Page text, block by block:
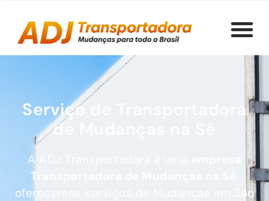
Serviço de Transportadora
de Mudanças na Sé
A ADJ Transportadora é uma
Transportadora de Mudanças
oferecemos serviços de Mudanças em São